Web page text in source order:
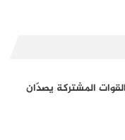
المشتركة يصدّان